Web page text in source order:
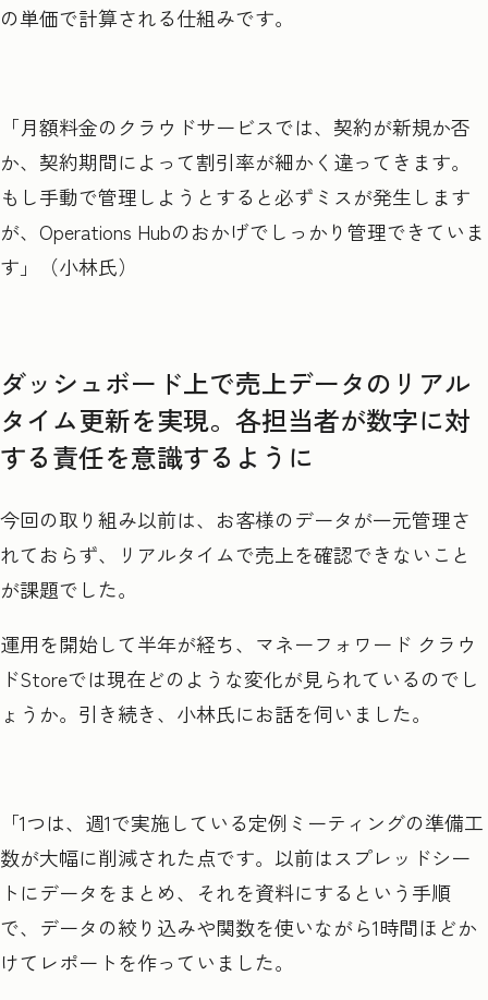
の単価で計算される仕組みです。
「月額料金のクラウドサービスでは、契約が新規か否
か、契約期間によって割引率が細かく違ってきます。
もし手動で管理しようとすると必ずミスが発生します
が、Operations Hubのおかげでしっかり管理できていま
す」（小林氏）
ダッシュボード上で売上データのリアル
タイム更新を実現。各担当者が数字に対
する責任を意識するように
今回の取り組み以前は、お客様のデータが一元管理さ
れておらず、リアルタイムで売上を確認できないこと
が課題でした。
運用を開始して半年が経ち、マネーフォワード クラウ
ドStoreでは現在どのような変化が見られているのでし
ょうか。引き続き、小林氏にお話を伺いました。
「1つは、週1で実施している定例ミーティングの準備工
数が大幅に削減された点です。以前はスプレッドシー
トにデータをまとめ、それを資料にするという手順
で、データの絞り込みや関数を使いながら1時間ほどか
けてレポートを作っていました。